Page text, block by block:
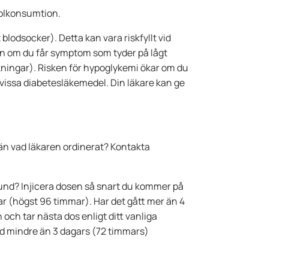
Detta kan vara riskfyllt vid
du får symptom som tyder på lågt
Risken för hypoglykemi ökar om du
diabetesläkemedel. Din läkare kan ge
vad läkaren ordinerat? Kontakta
Injicera dosen så snart du kommer på
(högst 96 timmar). Har det gått mer än 4
och tar nästa dos enligt ditt vanliga
mindre än 3 dagars (72 timmars)